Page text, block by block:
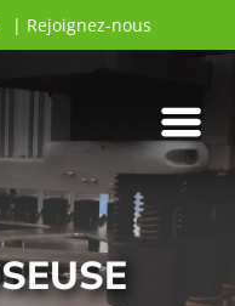
| Rejoignez-nous